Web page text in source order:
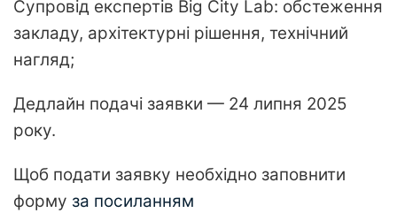
Супровід експертів Big City Lab: обстеження
закладу, архітектурні рішення, технічний
нагляд;
Дедлайн подачі заявки — 24 липня 2025
року.
Щоб подати заявку необхідно заповнити
форму за посиланням